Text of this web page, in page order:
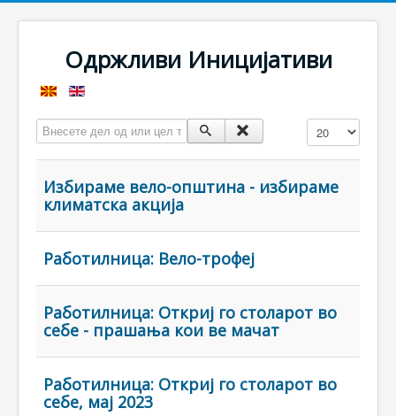
Одржливи Иницијативи
Внесете дел од или цел таг Прикажи #
Избираме вело-општина - избираме
климатска акција
Работилница: Вело-трофеј
Работилница: Откриј го столарот во
себе - прашања кои ве мачат
Работилница: Откриј го столарот во
себе, мај 2023